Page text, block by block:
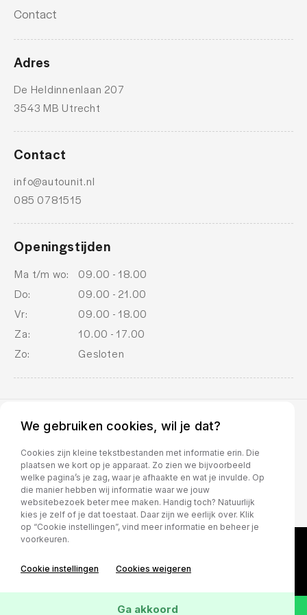
schakelpaddles
stuur multifunctioneel
Contact
Adres
De Heldinnenlaan 207
3543 MB Utrecht
Contact
info@autounit.nl
085 0781515
Openingstijden
Ma t/m wo:
09.00 - 18.00
Do:
09.00 - 21.00
Vr:
09.00 - 18.00
Za:
10.00 - 17.00
Zo:
Gesloten
BOVAG voorwaarden
We gebruiken cookies, wil je dat?
Cookies zijn kleine tekstbestanden met informatie erin. Die
plaatsen we kort op je apparaat. Zo zien we bijvoorbeeld
welke pagina’s je zag, waar je afhaakte en wat je invulde. Op
die manier hebben wij informatie waar we jouw
websitebezoek beter mee maken. Handig toch? Natuurlijk
kies je zelf of je dat toestaat. Daar zijn we eerlijk over. Klik
op “Cookie instellingen”, vind meer informatie en beheer je
voorkeuren.
Cookie instellingen Cookies weigeren
Ga akkoord